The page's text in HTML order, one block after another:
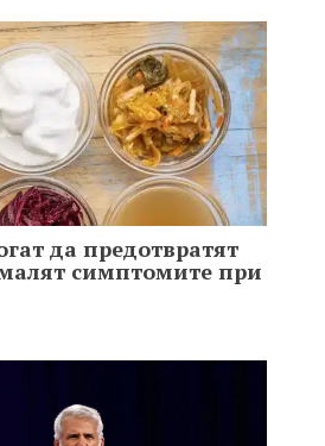
да предотвратят
симптомите при